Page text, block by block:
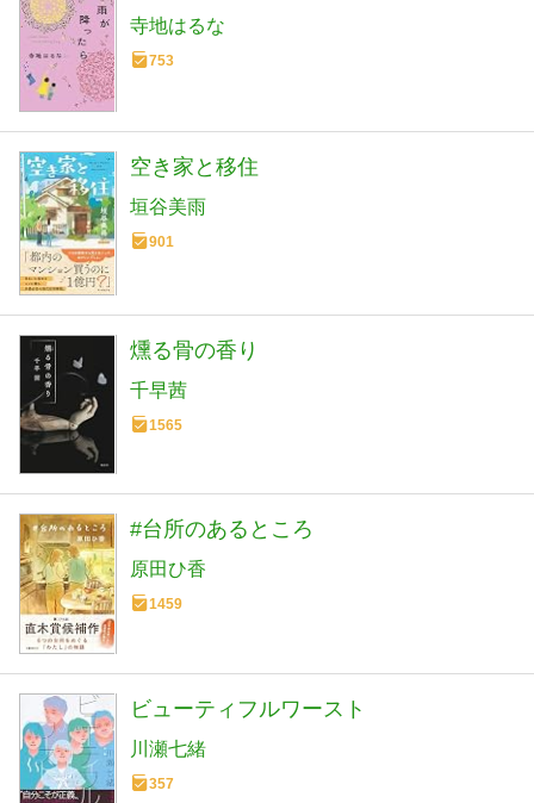
寺地はるな
753
空き家と移住
垣谷美雨
901
燻る骨の香り
千早茜
1565
#台所のあるところ
原田ひ香
1459
ビューティフルワースト
川瀬七緒
357